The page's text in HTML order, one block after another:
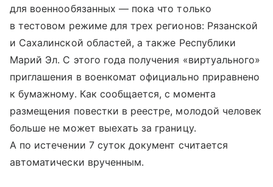
для военнообязанных — пока что только
в тестовом режиме для трех регионов: Рязанской
и Сахалинской областей, а также Республики
Марий Эл. С этого года получения «виртуального»
приглашения в военкомат официально приравнено
к бумажному. Как сообщается, с момента
размещения повестки в реестре, молодой человек
больше не может выехать за границу.
А по истечении 7 суток документ считается
автоматически врученным.